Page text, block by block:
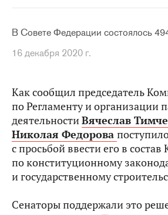
В Совете Федерации состоялось
16 декабря 2020 г.
Как сообщил председатель
по Регламенту и организации
деятельностиВячеслав
Николая Федорова
с просьбой ввести его в
по конституционному
и государственному
Сенаторы поддержали это